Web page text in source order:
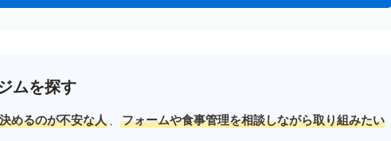
ムを探す
めるのが不安な人 、
フォームや食事管理を相談しながら取り組みたい